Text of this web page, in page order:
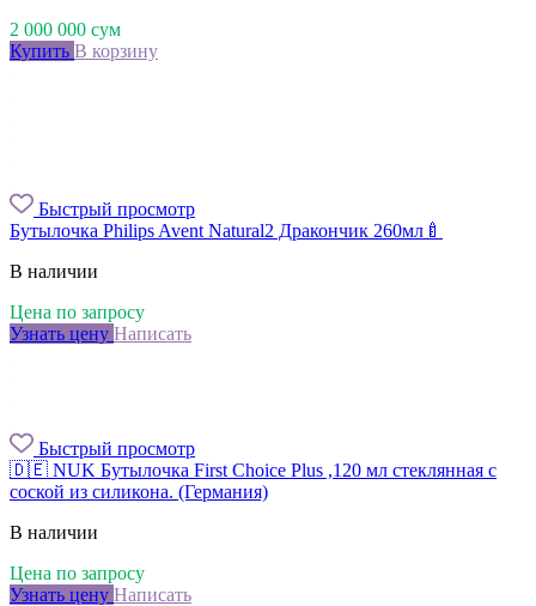
2 000 000 сум
Купить В корзину
Быстрый просмотр
Бутылочка Philips Avent Natural2 Дракончик 260мл🍼
В наличии
Цена по запросу
Узнать цену Написать
Быстрый просмотр
🇩🇪 NUK Бутылочка First Choice Plus ,120 мл стеклянная с
соской из силикона. (Германия)
В наличии
Цена по запросу
Узнать цену Написать